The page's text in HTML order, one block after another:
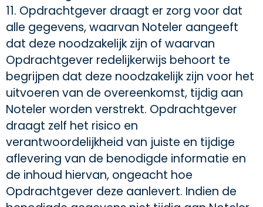
11. Opdrachtgever draagt er zorg voor dat
alle gegevens, waarvan Noteler aangeeft
dat deze noodzakelijk zijn of waarvan
Opdrachtgever redelijkerwijs behoort te
begrijpen dat deze noodzakelijk zijn voor het
uitvoeren van de overeenkomst, tijdig aan
Noteler worden verstrekt. Opdrachtgever
draagt zelf het risico en
verantwoordelijkheid van juiste en tijdige
aflevering van de benodigde informatie en
de inhoud hiervan, ongeacht hoe
Opdrachtgever deze aanlevert. Indien de